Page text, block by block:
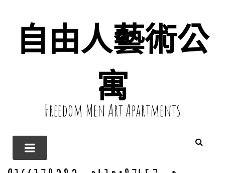
自由人藝術公
寓
Freedom Men Art Apartments